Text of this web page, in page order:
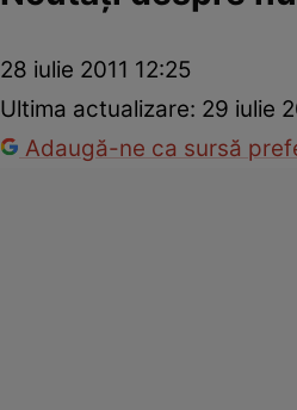
28 iulie 2011 12:25
Ultima actualizare: 29 iulie
Adaugă-ne ca sursă